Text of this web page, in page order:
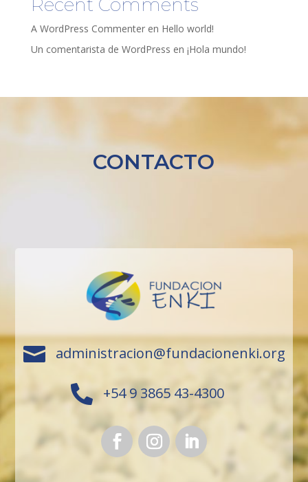
Recent Comments
A WordPress Commenteren Hello world!
Un comentarista de WordPress en ¡Hola mundo!
CONTACTO
 administracion@fundacionenki.org
 +54 9 3865 43-4300